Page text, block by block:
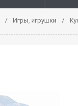
Игры, игрушки